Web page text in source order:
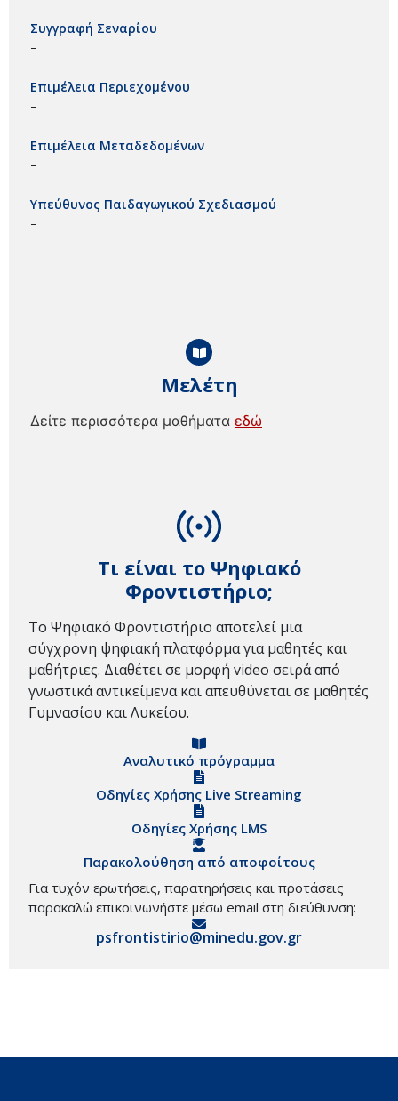
Τι είναι το Ψηφιακό
Φροντιστήριο;
Το Ψηφιακό Φροντιστήριο αποτελεί μια
σύγχρονη ψηφιακή πλατφόρμα για μαθητές και
μαθήτριες. Διαθέτει σε μορφή video σειρά από
γνωστικά αντικείμενα και απευθύνεται σε μαθητές
Γυμνασίου και Λυκείου.
Αναλυτικό πρόγραμμα
Οδηγίες Χρήσης Live Streaming
Οδηγίες Χρήσης LMS
Παρακολούθηση από αποφοίτους
Για τυχόν ερωτήσεις, παρατηρήσεις και προτάσεις
παρακαλώ επικοινωνήστε μέσω email στη διεύθυνση:
psfrontistirio@minedu.gov.gr
Μελέτη
Δείτε περισσότερα μαθήματα εδώ
Συγγραφή Σεναρίου
–
Επιμέλεια Περιεχομένου
–
Επιμέλεια Μεταδεδομένων
–
Υπεύθυνος Παιδαγωγικού Σχεδιασμού
–